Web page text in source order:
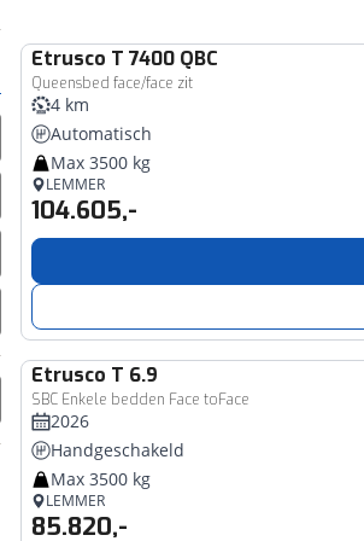
Etrusco T 7400 QBC
Queensbed face/face zit
4 km
Automatisch
Max 3500 kg
LEMMER
104.605,-
Etrusco T 6.9
SBC Enkele bedden Face toFace
2026
Handgeschakeld
Max 3500 kg
LEMMER
85.820,-